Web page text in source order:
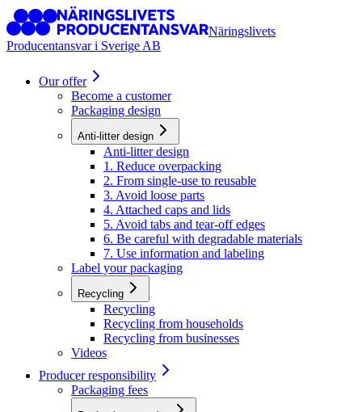
Näringslivets
Producentansvar i Sverige AB
Our offer
Become a customer
Packaging design
Anti-litter design
Anti-litter design
1. Reduce overpacking
2. From single-use to reusable
3. Avoid loose parts
4. Attached caps and lids
5. Avoid tabs and tear-off edges
6. Be careful with degradable materials
7. Use information and labeling
Label your packaging
Recycling
Recycling
Recycling from households
Recycling from businesses
Videos
Producer responsibility
Packaging fees